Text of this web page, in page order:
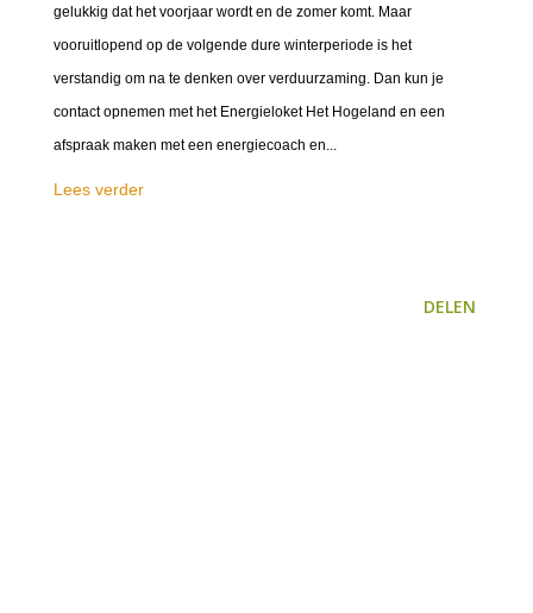
gelukkig dat het voorjaar wordt en de zomer komt. Maar
vooruitlopend op de volgende dure winterperiode is het
verstandig om na te denken over verduurzaming. Dan kun je
contact opnemen met het Energieloket Het Hogeland en een
afspraak maken met een energiecoach en...
Lees verder
DELEN